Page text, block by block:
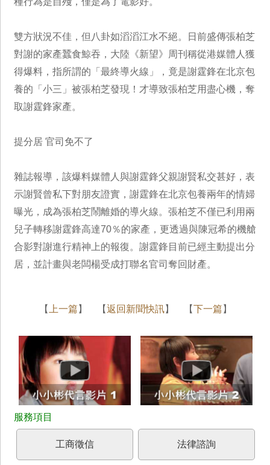
雙方狀況不佳，但八卦如滔滔江水不絕。日前盛傳張柏芝
對謝的家產蠶食鯨吞，大陸《新望》周刊稱從港媒體人獲
得爆料，指所謂的「最終導火線」，竟是謝霆鋒在北京包
養的「小三」被張柏芝發現！才導致張柏芝用盡心機，奪
取謝霆鋒家產。
提分居 官司免不了
雜誌報導，該爆料媒體人與謝霆鋒父親謝賢私交甚好，表
示謝賢曾私下對朋友證實，謝霆鋒在北京包養兩年的情婦
曝光，成為張柏芝鬧離婚的導火線。張柏芝不僅已利用兩
兒子轉移謝霆鋒高達70％的家產，更透過與陳冠希的機艙
合影對謝進行精神上的報復。謝霆鋒目前已經主動提出分
居，並計畫與老闆楊受成打聯名官司奪回財產。
【 上一篇 】 【返回新聞快訊】 【下一篇 】
工商徵信 法律諮詢